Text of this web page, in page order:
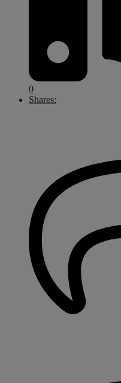
0
Shares: